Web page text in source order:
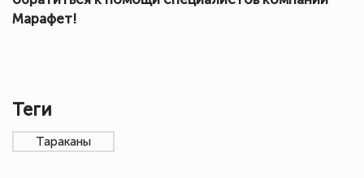
Марафет!
Теги
Тараканы